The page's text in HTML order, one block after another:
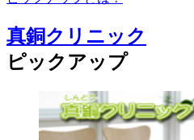
真銅クリニック
ピックアップ